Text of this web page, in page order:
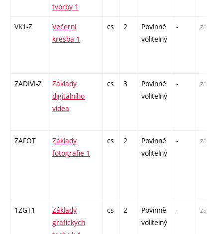
tvorby 1
VK1-Z
Večerní
kresba 1
cs 2
Povinně
volitelný
- zá
ZADIVI-Z
Základy
digitálního
videa
cs 3
Povinně
volitelný
- zá
ZAFOT
Základy
fotografie 1
cs 2
Povinně
volitelný
- zá
1ZGT1
Základy
grafických
cs 2
Povinně
volitelný
- zá